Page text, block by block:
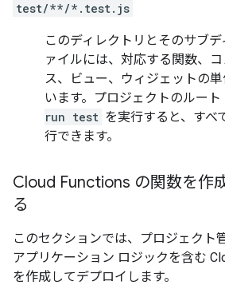
test/**/*.test.js
このディレクトリとそのサブ
ァイルには、対応する関数、
ス、ビュー、ウィジェットの
います。プロジェクトのルー
run test を実行すると、すべ
行できます。
Cloud Functions の関数を作
る
このセクションでは、プロジェクト
アプリケーション ロジックを含む
を作成してデプロイします。